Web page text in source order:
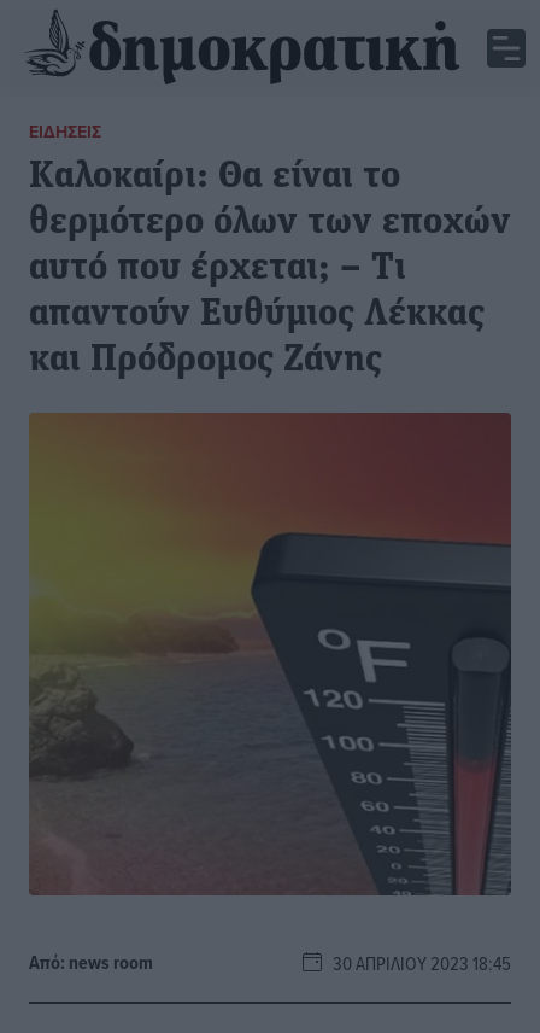
ΕΙΔΉΣΕΙΣ
Καλοκαίρι: Θα είναι το
θερμότερο όλων των εποχών
αυτό που έρχεται; – Τι
απαντούν Ευθύμιος Λέκκας
και Πρόδρομος Ζάνης
Από: news room 30 ΑΠΡΙΛΊΟΥ 2023 18:45